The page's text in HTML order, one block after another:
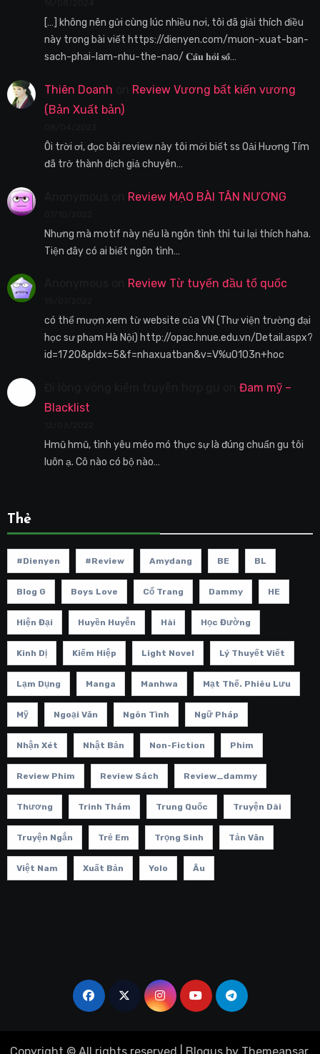
[…] không nên gửi cùng lúc nhiều nơi, tôi đã giải thích điều
này trong bài viết https://dienyen.com/muon-xuat-ban-
sach-phai-lam-nhu-the-nao/ 𝐂𝐚̂𝐮 𝐡𝐨̉𝐢 𝐬𝐨̂́…
Thiên Doanh
Review Vương bất kiến vương
(Bản Xuất bản)
Ôi trời ơi, đọc bài review này tôi mới biết ss Oải Hương Tím
đã trở thành dịch giả chuyên…
Review MẠO BÀI TÂN NƯƠNG
Nhưng mà motif này nếu là ngôn tình thì tui lại thích haha.
Tiện đây có ai biết ngôn tình…
Review Từ tuyến đầu tổ quốc
có thể mượn xem từ website của VN (Thư viện trường đại
học sư phạm Hà Nội) http://opac.hnue.edu.vn/Detail.aspx?
id=1720&pIdx=5&f=nhaxuatban&v=V%u0103n+hoc
Đam mỹ –
Blacklist
Hmũ hmũ, tình yêu méo mó thực sự là đúng chuẩn gu tôi
luôn ạ. Cô nào có bộ nào…
Thẻ
#dienyen #review Amydang BE BL
Blog G Boys Love Cổ Trang Dammy HE
Hiện Đại Huyền Huyễn Hài Học Đường
Kinh Dị Kiếm Hiệp Light Novel Lý Thuyết Viết
Lạm Dụng Manga Manhwa Mạt Thế. Phiêu Lưu
Mỹ Ngoại Văn Ngôn Tình Ngữ Pháp
Nhận Xét Nhật Bản Non-Fiction Phim
Review Phim Review Sách Review_dammy
Thương Trinh Thám Trung Quốc Truyện Dài
Truyện Ngắn Trẻ Em Trọng Sinh Tản Văn
Việt Nam Xuất Bản Yolo Âu